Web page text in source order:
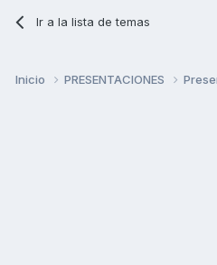
Ir a la lista de temas
Inicio PRESENTACIONES